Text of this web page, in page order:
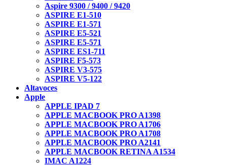
Aspire 9300 / 9400 / 9420
ASPIRE E1-510
ASPIRE E1-571
ASPIRE E5-521
ASPIRE E5-571
ASPIRE ES1-711
ASPIRE F5-573
ASPIRE V3-575
ASPIRE V5-122
Altavoces
Apple
APPLE IPAD 7
APPLE MACBOOK PRO A1398
APPLE MACBOOK PRO A1706
APPLE MACBOOK PRO A1708
APPLE MACBOOK PRO A2141
APPLE MACBOOK RETINA A1534
IMAC A1224